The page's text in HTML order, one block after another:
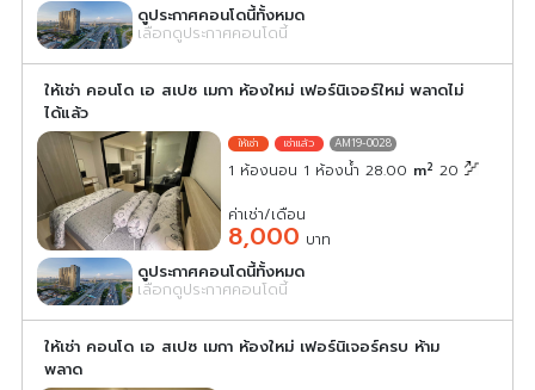
ดูประกาศคอนโดนี้ทั้งหมด
เลือกดูประกาศคอนโดนี้
ให้เช่า คอนโด เอ สเปซ เมกา ห้องใหม่ เฟอร์นิเจอร์ใหม่ พลาดไม่
ได้แล้ว
AM19-0028
1 ห้องนอน 1 ห้องน้ำ 28.00 m2 20
ค่าเช่า/เดือน
8,000 บาท
ดูประกาศคอนโดนี้ทั้งหมด
เลือกดูประกาศคอนโดนี้
ให้เช่า คอนโด เอ สเปซ เมกา ห้องใหม่ เฟอร์นิเจอร์ครบ ห้าม
พลาด